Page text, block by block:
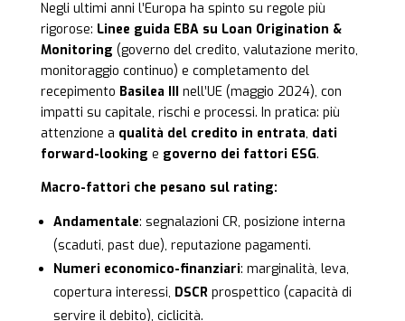
Negli ultimi anni l’Europa ha spinto su regole più
rigorose: Linee guida EBA su Loan Origination &
Monitoring (governo del credito, valutazione merito,
monitoraggio continuo) e completamento del
recepimento Basilea III nell’UE (maggio 2024), con
impatti su capitale, rischi e processi. In pratica: più
attenzione a qualità del credito in entrata, dati
forward-looking e governo dei fattori ESG.
Macro-fattori che pesano sul rating:
Andamentale: segnalazioni CR, posizione interna
(scaduti, past due), reputazione pagamenti.
Numeri economico-finanziari: marginalità, leva,
copertura interessi, DSCRprospettico (capacità di
servire il debito), ciclicità.